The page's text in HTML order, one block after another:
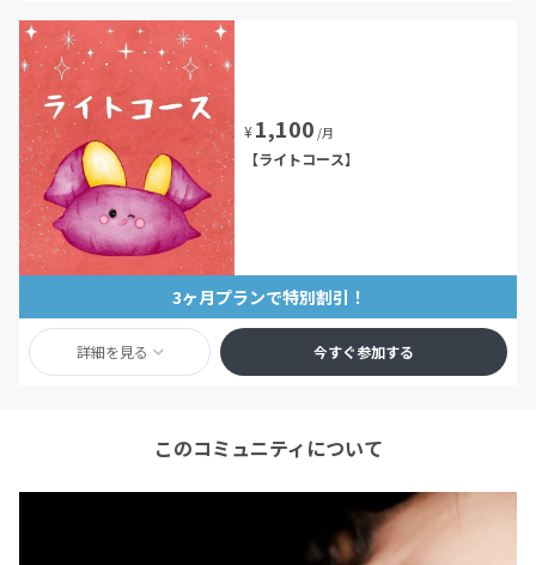
¥1,100 /月
【ライトコース】
3ヶ月プランで特別割引！
詳細を見る 今すぐ参加する
このコミュニティについて